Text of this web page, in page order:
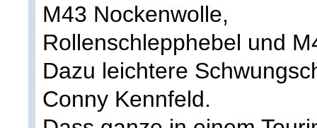
M43 Nockenwolle,
Rollenschlepphebel und
Dazu leichtere
Conny Kennfeld.